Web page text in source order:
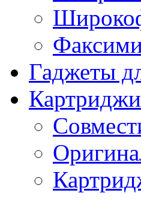
Гаджеты